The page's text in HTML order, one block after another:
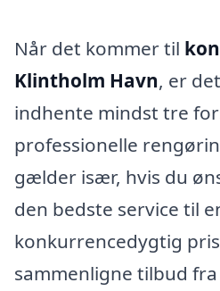
Når det kommer til
Klintholm Havn, er
indhente mindst tre
professionelle
gælder især, hvis du
den bedste service til
konkurrencedygtig
sammenligne tilbud